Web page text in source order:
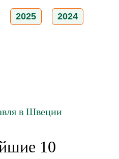
2025 2024
в Швеции
10